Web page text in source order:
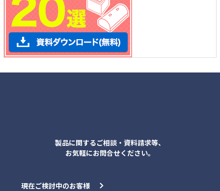
製品に関するご相談・資料請求等、
お気軽にお問合せください。
現在ご検討中のお客様